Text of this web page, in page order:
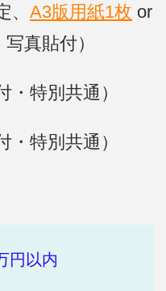
A3版用紙1枚 or
真貼付）
・特別共通）
・特別共通）
以内